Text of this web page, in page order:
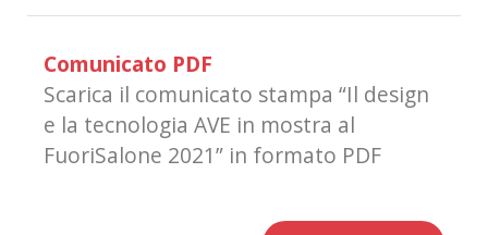
Comunicato PDF
Scarica il comunicato stampa “Il design
e la tecnologia AVE in mostra al
FuoriSalone 2021” in formato PDF